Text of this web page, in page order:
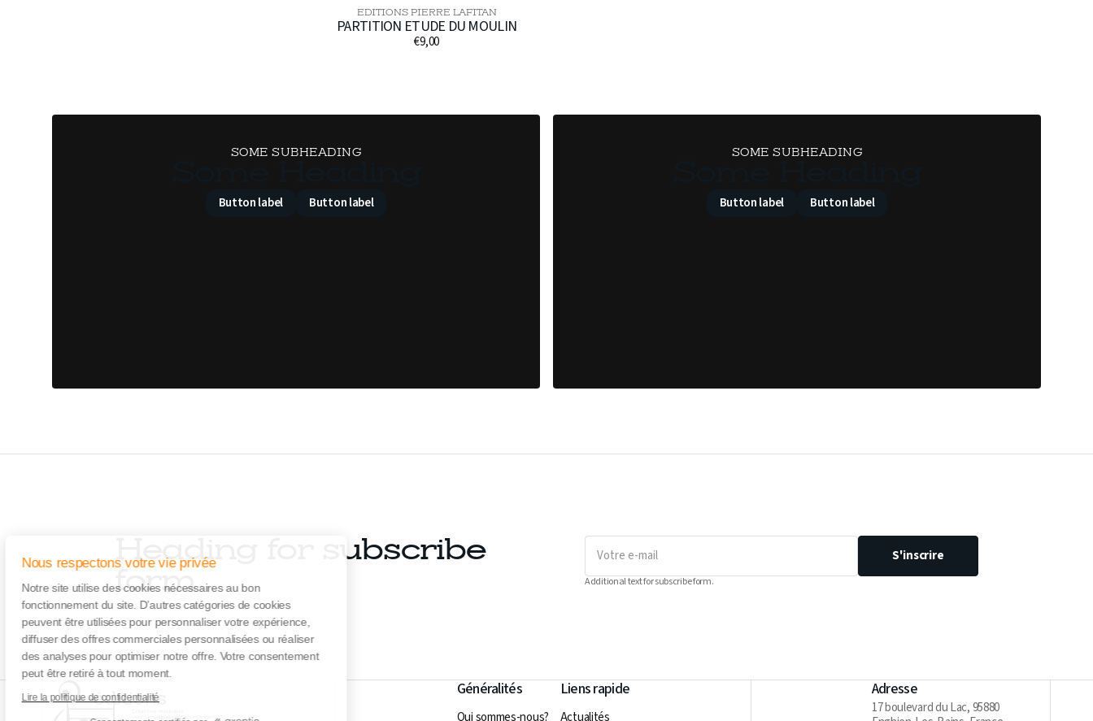
Nous respectons votre vie privée
Notre site utilise des cookies nécessaires au bon
fonctionnement du site. D’autres catégories de cookies
peuvent être utilisées pour personnaliser votre expérience,
diffuser des offres commerciales personnalisées ou réaliser
des analyses pour optimiser notre offre. Votre consentement
peut être retiré à tout moment.
Lire la politique de confidentialité
Distributeur :
EDITIONS PIERRE LAFITAN
PARTITION ETUDE DU MOULIN
Prix
€9,00
SOME SUBHEADING
Button label Button label
SOME SUBHEADING
Button label Button label
Heading for subscribe
form
Votre
mail
S'inscrire
Additional text for subscribe form.
Généralités
Qui sommes-nous?
Liens rapide
Actualités
Adresse
17 boulevard du Lac, 95880